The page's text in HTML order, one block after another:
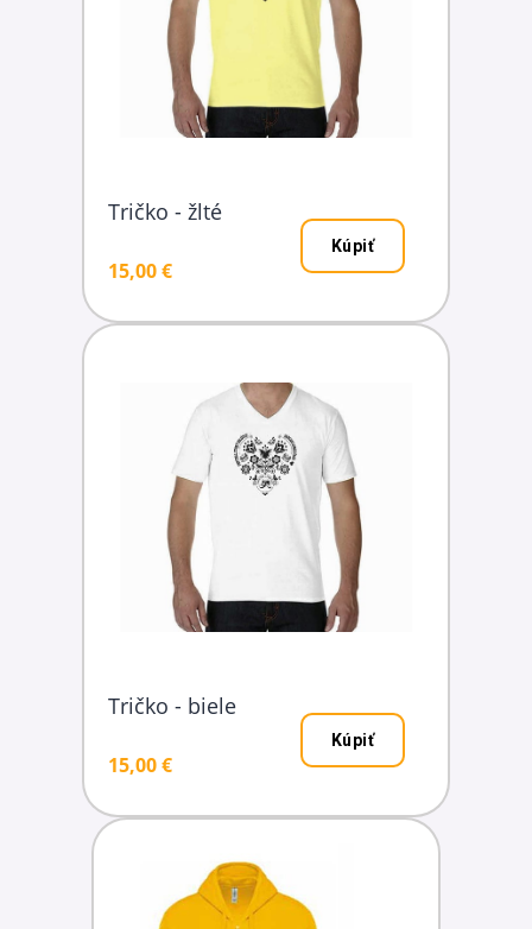
Tričko - žlté
15,00 €
Kúpiť
Tričko - biele
15,00 €
Kúpiť